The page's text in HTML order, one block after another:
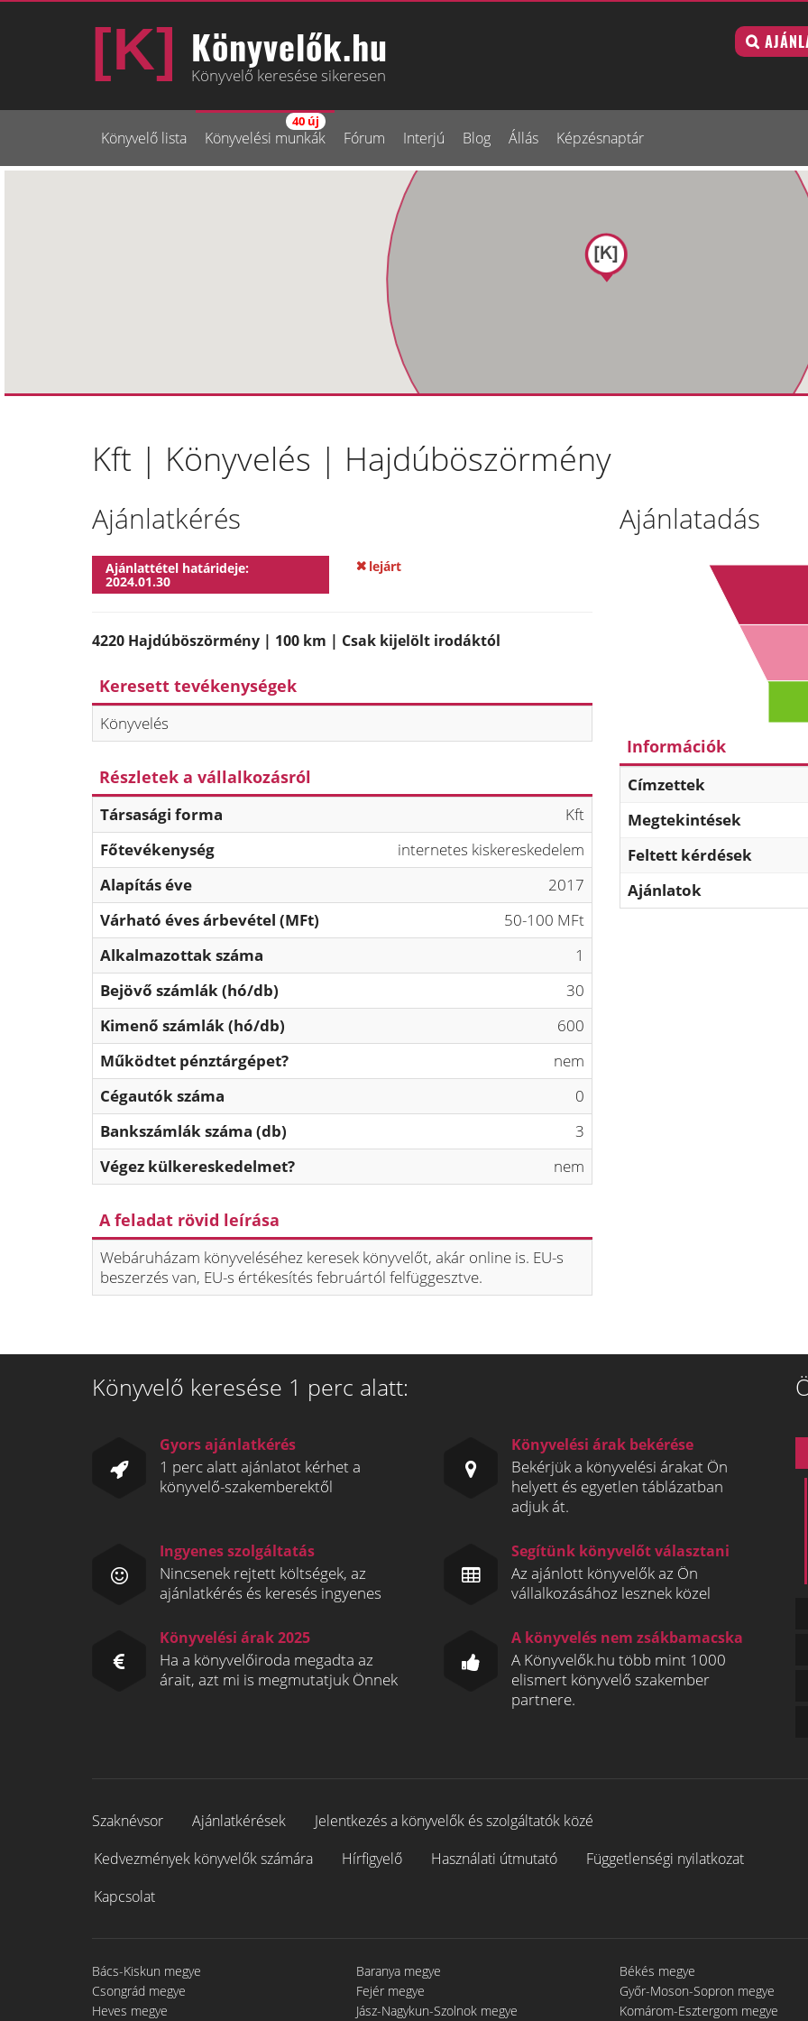
Könyvelők.hu
Könyvelő keresése sikeresen
Könyvelő lista Könyvelési munkák
40 új
Fórum Interjú Blog Állás Képzésnaptár
Kft | Könyvelés | Hajdúböszörmény
Ajánlatkérés
Ajánlattétel határideje:
2024.01.30
lejárt
4220 Hajdúböszörmény | 100 km | Csak kijelölt irodáktól
Keresett tevékenységek
Könyvelés
Részletek a vállalkozásról
Társasági forma
Kft
Főtevékenység
internetes kiskereskedelem
Alapítás éve
2017
Várható éves árbevétel (MFt)
50-100 MFt
Alkalmazottak száma
1
Bejövő számlák (hó/db)
30
Kimenő számlák (hó/db)
600
Működtet pénztárgépet?
nem
Cégautók száma
0
Bankszámlák száma (db)
3
Végez külkereskedelmet?
nem
A feladat rövid leírása
Webáruházam könyveléséhez keresek könyvelőt, akár online is. EU-s
beszerzés van, EU-s értékesítés februártól felfüggesztve.
Ajánlatadás
Információk
Címzettek
Megtekintések
Feltett kérdések
Ajánlatok
Könyvelő keresése 1 perc alatt:
Gyors ajánlatkérés
1 perc alatt ajánlatot kérhet a
könyvelő-szakemberektől
Könyvelési árak bekérése
Bekérjük a könyvelési árakat Ön
helyett és egyetlen táblázatban
adjuk át.
Ingyenes szolgáltatás
Nincsenek rejtett költségek, az
ajánlatkérés és keresés ingyenes
Segítünk könyvelőt választani
Az ajánlott könyvelők az Ön
vállalkozásához lesznek közel
Könyvelési árak 2025
Ha a könyvelőiroda megadta az
árait, azt mi is megmutatjuk Önnek
A könyvelés nem zsákbamacska
A Könyvelők.hu több mint 1000
elismert könyvelő szakember
partnere.
Szaknévsor Ajánlatkérések
Jelentkezés a könyvelők és szolgáltatók közé
Kedvezmények könyvelők számára
Hírfigyelő Használati útmutató
Függetlenségi nyilatkozat
Kapcsolat
Bács-Kiskun megye Baranya megye Békés megye
Csongrád megye
Fejér megye Győr-Moson-Sopron megye
Heves megye
Jász-Nagykun-Szolnok megye Komárom-Esztergom megye